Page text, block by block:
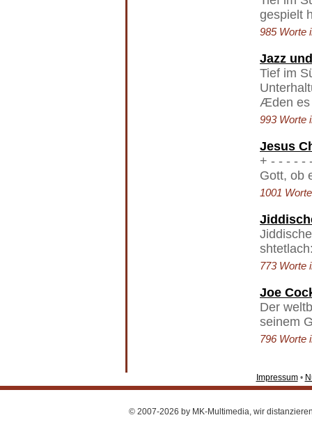
gespielt
985 Worte
Jazz
Tief im
Æden es
993 Worte
Jesus
+ - - - - -
Gott, ob
1001
773 Worte
Joe
Der
seinem
796 Worte
Impressum•
© 2007-2026 by MK-Multimedia, wir